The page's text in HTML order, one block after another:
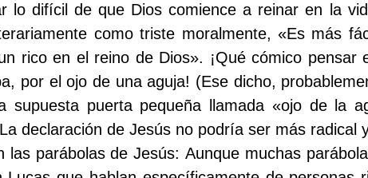
lo difícil de que Dios comience a reinar en la
como triste moralmente, «Es más
rico en el reino de Dios». ¡Qué cómico
por el ojo de una aguja! (Ese dicho,
supuesta puerta pequeña llamada «ojo de la
declaración de Jesús no podría ser más radical
las parábolas de Jesús:Aunque muchas